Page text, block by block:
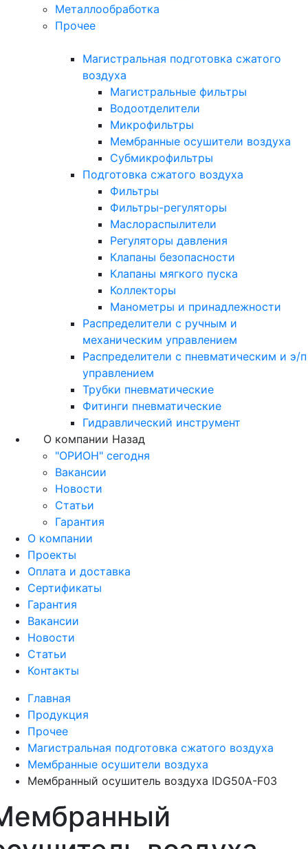
Металлообработка
Прочее
Магистральная подготовка сжатого
воздуха
Магистральные фильтры
Водоотделители
Микрофильтры
Мембранные осушители воздуха
Субмикрофильтры
Подготовка сжатого воздуха
Фильтры
Фильтры-регуляторы
Маслораспылители
Регуляторы давления
Клапаны безопасности
Клапаны мягкого пуска
Коллекторы
Манометры и принадлежности
Распределители с ручным и
механическим управлением
Распределители с пневматическим и э/п
управлением
Трубки пневматические
Фитинги пневматические
Гидравлический инструмент
О компании Назад
"ОРИОН" сегодня
Вакансии
Новости
Статьи
Гарантия
О компании
Проекты
Оплата и доставка
Сертификаты
Гарантия
Вакансии
Новости
Статьи
Контакты
Главная
Продукция
Прочее
Магистральная подготовка сжатого воздуха
Мембранные осушители воздуха
Мембранный осушитель воздуха IDG50A-F03